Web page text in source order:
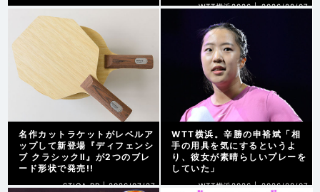
WTT横浜2026 | 2026/08/07
名作カットラケットがレベルア
ップして新登場『ディフェンシ
ブ クラシックⅡ』が2つのブレ
ード形状で発売!!
STIGA PR |2026/07/27
WTT横浜。辛勝の申裕斌「相
手の用具を気にするというよ
り、彼女が素晴らしいプレーを
していた」
WTT横浜2026 | 2026/08/07